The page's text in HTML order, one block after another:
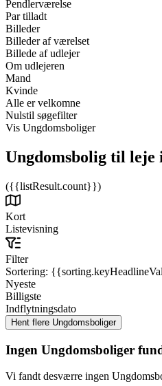
Pendlerværelse
Par tilladt
Billeder
Billeder af værelset
Billede af udlejer
Om udlejeren
Mand
Kvinde
Alle er velkomne
Nulstil søgefilter
Vis Ungdomsboliger
Ungdomsbolig til leje
({{listResult.count}})
Kort
Listevisning
Filter
Sortering:
Nyeste
Billigste
Indflytningsdato
Ingen Ungdomsboliger
Vi fandt desværre ingen